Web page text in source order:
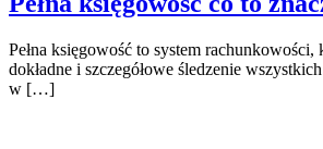
Pełna księgowość to system
dokładne i szczegółowe śledzenie
w […]